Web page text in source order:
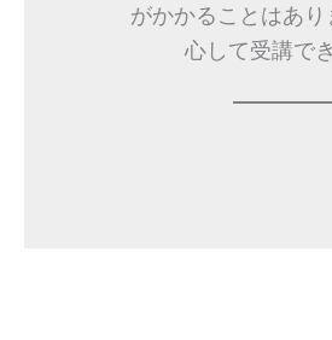
がかかることはあ
心して受講で